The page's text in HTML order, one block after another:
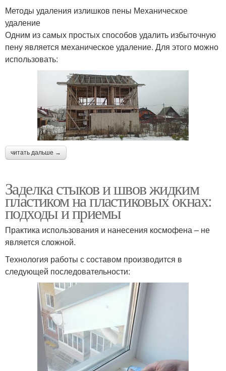
Методы удаления излишков пены Механическое
удаление
Одним из самых простых способов удалить избыточную
пену является механическое удаление. Для этого можно
использовать:
читать дальше →
Заделка стыков и швов жидким
пластиком на пластиковых окнах:
подходы и приемы
Практика использования и нанесения космофена – не
является сложной.
Технология работы с составом производится в
следующей последовательности: